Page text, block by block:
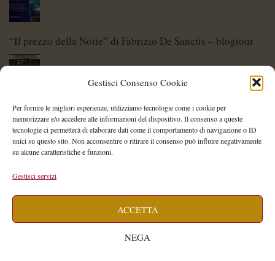
Gestisci Consenso Cookie
Per fornire le migliori esperienze, utilizziamo tecnologie come i cookie per
memorizzare e/o accedere alle informazioni del dispositivo. Il consenso a queste
tecnologie ci permetterà di elaborare dati come il comportamento di navigazione o ID
unici su questo sito. Non acconsentire o ritirare il consenso può influire negativamente
su alcune caratteristiche e funzioni.
Gestisci servizi
ACCETTA
NEGA
“Il prezzo della Notte” di Fabrizio De Sanctis – blogtour
Di Spade e di Eroi – Storie di Lame Leggendarie